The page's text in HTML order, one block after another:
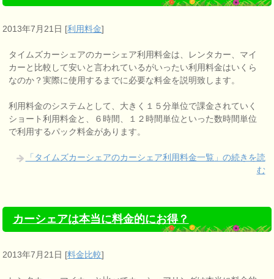
2013年7月21日 [利用料金]
タイムズカーシェアのカーシェア利用料金は、レンタカー、マイ
カーと比較して安いと言われているがいったい利用料金はいくら
なのか？実際に使用するまでに必要な料金を説明致します。
利用料金のシステムとして、大きく１５分単位で課金されていく
ショート利用料金と、６時間、１２時間単位といった数時間単位
で利用するパック料金があります。
「タイムズカーシェアのカーシェア利用料金一覧」の続きを読
む
カーシェアは本当に料金的にお得？
2013年7月21日 [料金比較]